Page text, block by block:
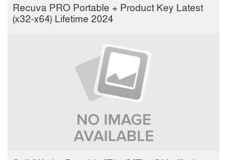
Recuva PRO Portable + Product Key Latest
(x32-x64) Lifetime 2024